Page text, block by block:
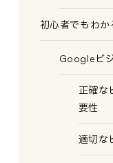
初心者でもわ
Googleビ
正確な
要性
適切な